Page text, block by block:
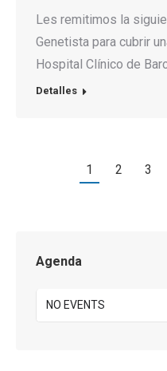
Les remitimos la
Genetista para cubrir
Hospital Clínico de
Detalles
1 2 3
Agenda
NO EVENTS